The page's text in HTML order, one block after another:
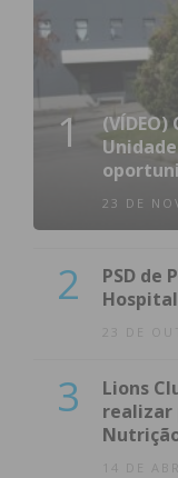
1
23 DE
2
PSD de
23 DE
3
Lions
realizar
14 DE